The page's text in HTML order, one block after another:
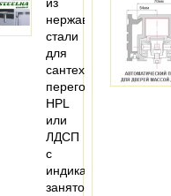
нержавеющей
стали
для
сантехнических
перегородок
HPL
или
ЛДСП
с
индикатором
занятости